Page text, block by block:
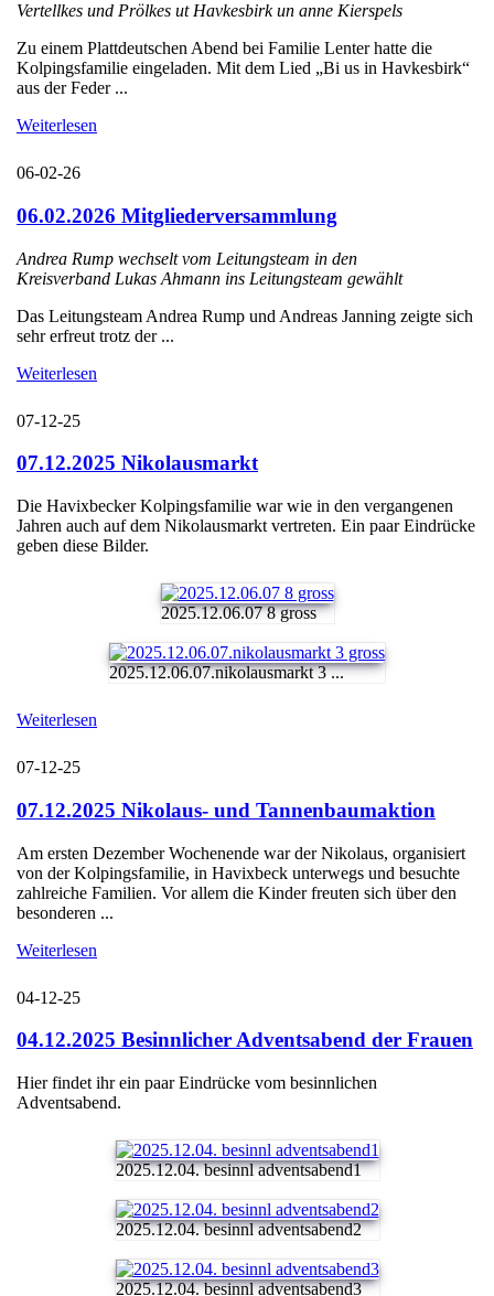
Vertellkes und Prölkes ut Havkesbirk un anne Kierspels
Zu einem Plattdeutschen Abend bei Familie Lenter hatte die
Kolpingsfamilie eingeladen. Mit dem Lied „Bi us in Havkesbirk“
aus der Feder ...
Weiterlesen
06-02-26
06.02.2026 Mitgliederversammlung
Andrea Rump wechselt vom Leitungsteam in den
Kreisverband Lukas Ahmann ins Leitungsteam gewählt
Das Leitungsteam Andrea Rump und Andreas Janning zeigte sich
sehr erfreut trotz der ...
Weiterlesen
07-12-25
07.12.2025 Nikolausmarkt
Die Havixbecker Kolpingsfamilie war wie in den vergangenen
Jahren auch auf dem Nikolausmarkt vertreten. Ein paar Eindrücke
geben diese Bilder.
2025.12.06.07 8 gross
2025.12.06.07.nikolausmarkt 3 ...
Weiterlesen
07-12-25
07.12.2025 Nikolaus- und Tannenbaumaktion
Am ersten Dezember Wochenende war der Nikolaus, organisiert
von der Kolpingsfamilie, in Havixbeck unterwegs und besuchte
zahlreiche Familien. Vor allem die Kinder freuten sich über den
besonderen ...
Weiterlesen
04-12-25
04.12.2025 Besinnlicher Adventsabend der Frauen
Hier findet ihr ein paar Eindrücke vom besinnlichen
Adventsabend.
2025.12.04. besinnl adventsabend1
2025.12.04. besinnl adventsabend2
2025.12.04. besinnl adventsabend3